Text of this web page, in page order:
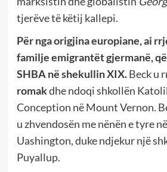
tjerëve të këtij kallepi.
Për nga origjina europiane,ai
familje emigrantët gjermanë,
SHBA në shekullin XIX.Beck u
romakdhe ndoqi shkollën
Conception në Mount Vernon.
u zhvendosën me nënën e tyre
Uashington, duke ndjekur një
Puyallup.